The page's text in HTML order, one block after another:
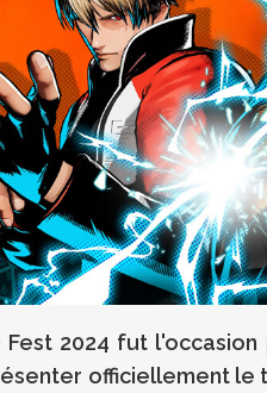
Fest 2024 fut
officiellement le